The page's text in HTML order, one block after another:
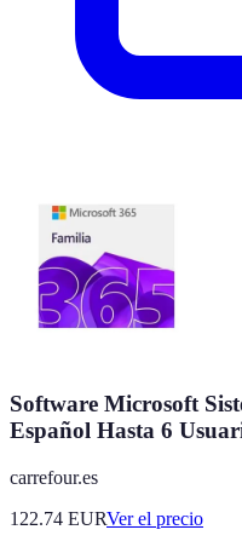
Software Microsoft
Español Hasta 6
carrefour.es
122.74 EURVer el precio